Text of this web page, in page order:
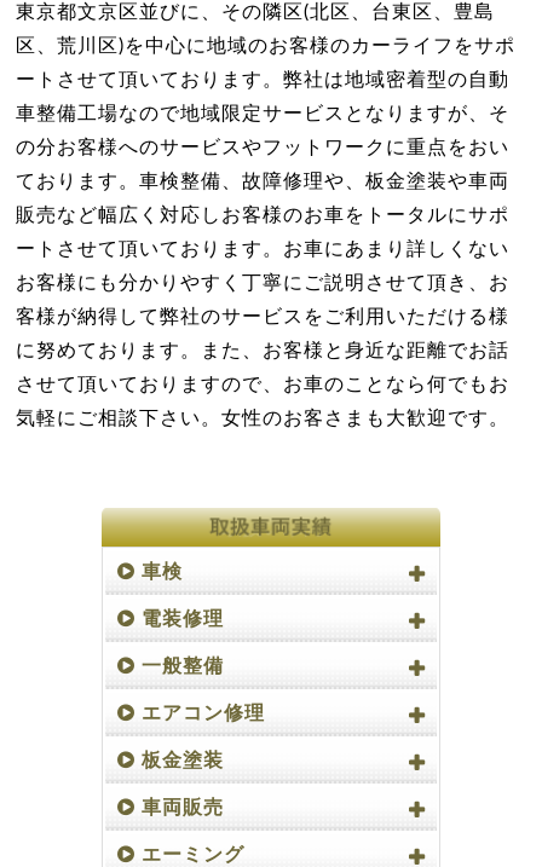
東京都文京区並びに、その隣区(北区、台東区、豊島
区、荒川区)を中心に地域のお客様のカーライフをサポ
ートさせて頂いております。弊社は地域密着型の自動
車整備工場なので地域限定サービスとなりますが、そ
の分お客様へのサービスやフットワークに重点をおい
ております。車検整備、故障修理や、板金塗装や車両
販売など幅広く対応しお客様のお車をトータルにサポ
ートさせて頂いております。お車にあまり詳しくない
お客様にも分かりやすく丁寧にご説明させて頂き、お
客様が納得して弊社のサービスをご利用いただける様
に努めております。また、お客様と身近な距離でお話
させて頂いておりますので、お車のことなら何でもお
気軽にご相談下さい。女性のお客さまも大歓迎です。
車検
電装修理
一般整備
エアコン修理
板金塗装
車両販売
エーミング